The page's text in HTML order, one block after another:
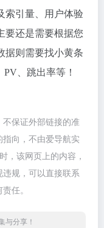
索引量、用户体验
要还是需要根据您
据则需要找小黄条
、跳出率等！
保证外部链接的准
向，不由爱导航实
，该网页上的内容，
规，可以直接联系
任。
与分享！